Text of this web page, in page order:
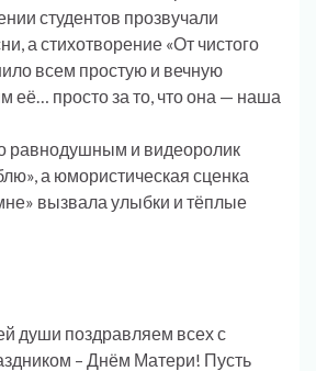
студентов прозвучали
а стихотворение «От чистого
всем простую и вечную
её… просто за то, что она — наша
равнодушным и видеоролик
а юмористическая сценка
вызвала улыбки и тёплые
души поздравляем всех с
– Днём Матери! Пусть